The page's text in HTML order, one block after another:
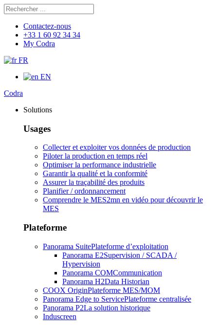
Rechercher
Contactez-nous
+33 1 60 92 34 34
My Codra
FR
EN
Codra
Solutions
Usages
Collecter et exploiter vos données de production
Piloter la production en temps réel
Optimiser la performance industrielle
Garantir la qualité et la conformité
Assurer la traçabilité des produits
Planifier / ordonnancement
Comprendre le MES2mn en vidéo pour découvrir le
MES
Plateforme
Panorama SuitePlateforme d’exploitation
Panorama E2Supervision / SCADA /
Hypervision
Panorama COMCommunication
Panorama H2Data Historian
COOX OriginPlateforme MES/MOM
Panorama Edge to ServicePlateforme centralisée
Panorama P2La solution historique
Induscreen